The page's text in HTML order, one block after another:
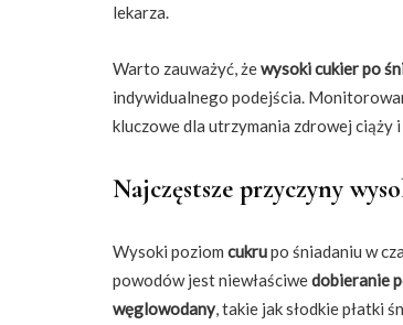
lekarza.
Warto zauważyć, żewysoki cukier po
indywidualnego podejścia.
kluczowe dla utrzymania zdrowej ciąży
Najczęstsze przyczyny
Wysoki poziom cukrupo śniadaniu w
powodów jest niewłaściwedobieranie
węglowodany, takie jak słodkie płatki